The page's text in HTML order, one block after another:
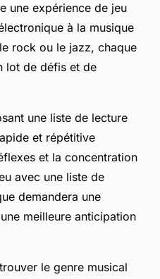
une expérience de jeu
à la musique
rock ou le jazz, chaque
lot de défis et de
une liste de lecture
et répétitive
et la concentration
avec une liste de
demandera une
meilleure anticipation
le genre musical